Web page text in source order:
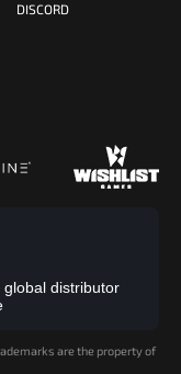
DISCORD
global distributor
are the property of